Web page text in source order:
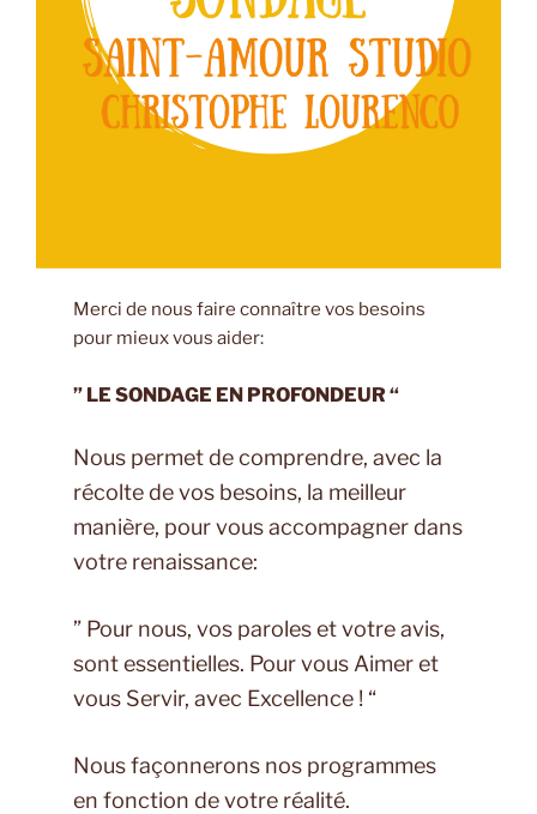
Merci de nous faire connaître vos besoins
pour mieux vous aider:
” LE SONDAGE EN PROFONDEUR “
Nous permet de comprendre, avec la
récolte de vos besoins, la meilleur
manière, pour vous accompagner dans
votre renaissance:
” Pour nous, vos paroles et votre avis,
sont essentielles. Pour vous Aimer et
vous Servir, avec Excellence ! “
Nous façonnerons nos programmes
en fonction de votre réalité.